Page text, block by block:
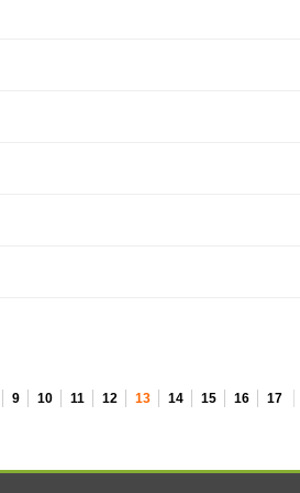
9 10 11 12 13 14 15 16 17